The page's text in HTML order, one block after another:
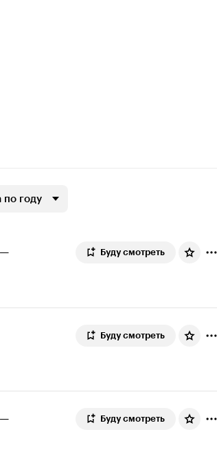
по году
— Буду смотреть
Буду смотреть
— Буду смотреть